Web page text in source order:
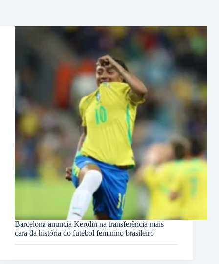
Barcelona anuncia Kerolin na transferência mais
cara da história do futebol feminino brasileiro